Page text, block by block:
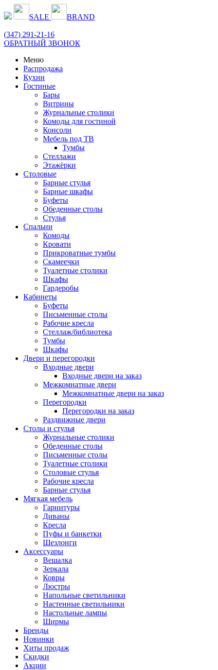
SALE BRAND
(347) 291-21-16
ОБРАТНЫЙ ЗВОНОК
Меню
Распродажа
Кухни
Гостиные
Бары
Витрины
Журнальные столики
Комоды для гостиной
Консоли
Мебель под ТВ
Тумбы
Стеллажи
Этажёрки
Столовые
Барные стулья
Барные шкафы
Буфеты
Обеденные столы
Стулья
Спальни
Комоды
Кровати
Прикроватные тумбы
Скамеечки
Туалетные столики
Шкафы
Гардеробы
Кабинеты
Буфеты
Письменные столы
Рабочие кресла
Стеллаж/библиотека
Тумбы
Шкафы
Двери и перегородки
Входные двери
Входные двери на заказ
Межкомнатные двери
Межкомнатные двери на заказ
Перегородки
Перегородки на заказ
Раздвижные двери
Столы и стулья
Журнальные столики
Обеденные столы
Письменные столы
Туалетные столики
Столовые стулья
Рабочие кресла
Барные стулья
Мягкая мебель
Гарнитуры
Диваны
Кресла
Пуфы и банкетки
Шезлонги
Аксессуары
Вешалка
Зеркала
Ковры
Люстры
Напольные светильники
Настенные светильники
Настольные лампы
Ширмы
Бренды
Новинки
Хиты продаж
Скидки
Акции